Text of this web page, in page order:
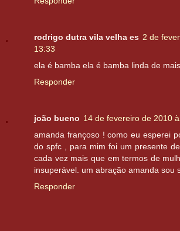
rodrigo dutra vila velha es 2 de
13:33
ela é bamba ela é bamba linda de mais
Responder
joão bueno 14 de fevereiro de 2010
amanda françoso ! como eu esperei
do spfc , para mim foi um presente
cada vez mais que em termos de
insuperável. um abração amanda sou
Responder